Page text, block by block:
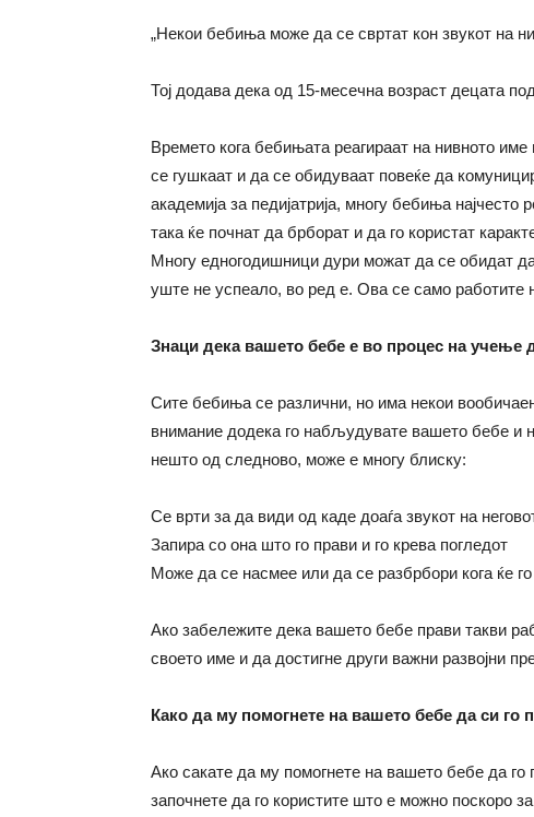
„Некои бебиња може да се свртат кон звукот на
Тој додава дека од 15-месечна возраст децата
Времето кога бебињата реагираат на нивното
се гушкаат и да се обидуваат повеќе да
академија за педијатрија, многу бебиња
така ќе почнат да брборат и да го користат
Многу едногодишници дури можат да се обидат
уште не успеало, во ред е. Ова се само работите
Знаци дека вашето бебе е во процес на учење
Сите бебиња се различни, но има некои
внимание додека го набљудувате вашето бебе и
нешто од следново, може е многу блиску:
Се врти за да види од каде доаѓа звукот на
Запира со она што го прави и го крева погледот
Може да се насмее или да се разбрбори кога ќе
Ако забележите дека вашето бебе прави такви
своето име и да достигне други важни развојни
Како да му помогнете на вашето бебе да си го
Ако сакате да му помогнете на вашето бебе да
започнете да го користите што е можно поскоро